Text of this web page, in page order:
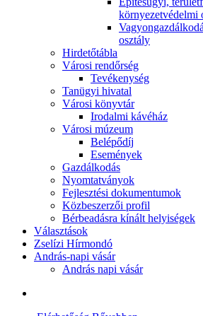
környezetvédelmi
osztály
Hirdetőtábla
Városi rendőrség
Tevékenység
Tanügyi hivatal
Városi könyvtár
Irodalmi kávéház
Városi múzeum
Belépődíj
Események
Gazdálkodás
Nyomtatványok
Fejlesztési dokumentumok
Közbeszerzői profil
Bérbeadásra kínált helyiségek
Választások
Zselízi Hírmondó
András-napi vásár
András napi vásár